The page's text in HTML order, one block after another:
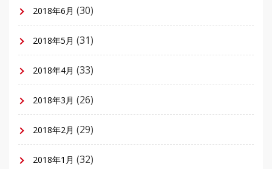
2018年6月 (30)
2018年5月 (31)
2018年4月 (33)
2018年3月 (26)
2018年2月 (29)
2018年1月 (32)